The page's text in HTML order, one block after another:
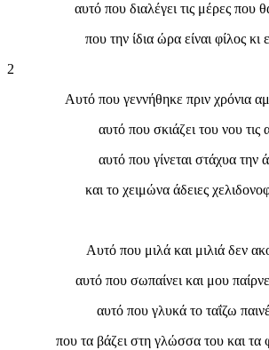
αυτό που διαλέγει τις μέρες που
που την ίδια ώρα είναι φίλος κι
2
Αυτό που γεννήθηκε πριν χρόνια
αυτό που σκιάζει του νου τις
αυτό που γίνεται στάχυα την
και το χειμώνα άδειες
Αυτό που μιλά και μιλιά δεν
αυτό που σωπαίνει και μου
αυτό που γλυκά το ταΐζω
που τα βάζει στη γλώσσα του και τα